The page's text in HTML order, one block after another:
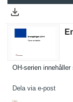
OH-serien
Dela via e-post